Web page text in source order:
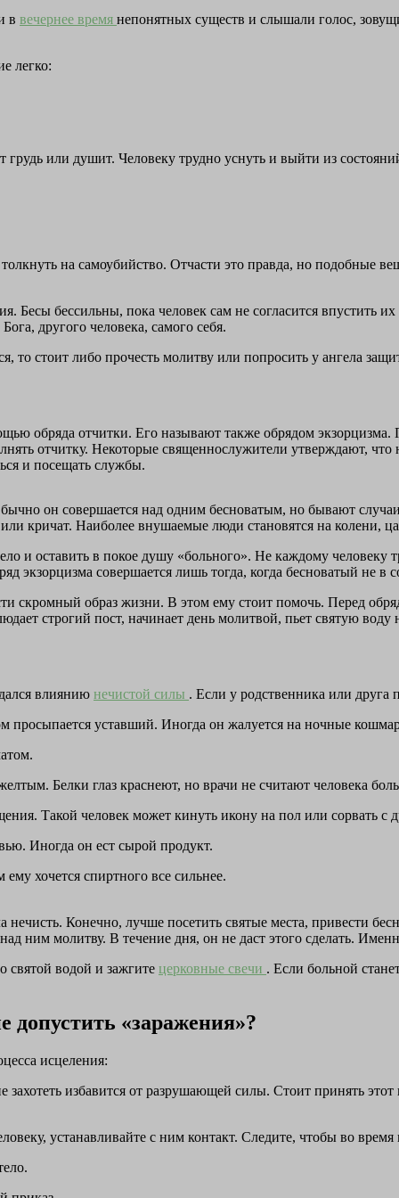
в вечернее время непонятных существ и слышали голос,
легко:
или душит. Человеку трудно уснуть и выйти из
на самоубийство. Отчасти это правда, но подобные
Бесы бессильны, пока человек сам не согласится впустить
другого человека, самого себя.
то стоит либо прочесть молитву или попросить у ангела
обряда отчитки. Его называют также обрядом
отчитку. Некоторые священнослужители утверждают,
и посещать службы.
он совершается над одним бесноватым, но бывают
кричат. Наиболее внушаемые люди становятся на колени,
и оставить в покое душу «больного». Не каждому человеку
экзорцизма совершается лишь тогда, когда бесноватый не в
скромный образ жизни. В этом ему стоит помочь. Перед
строгий пост, начинает день молитвой, пьет святую воду
влиянию нечистой силы . Если у родственника или друга
просыпается уставший. Иногда он жалуется на ночные
Белки глаз краснеют, но врачи не считают человека
Такой человек может кинуть икону на пол или сорвать с
Иногда он ест сырой продукт.
хочется спиртного все сильнее.
нечисть. Конечно, лучше посетить святые места, привести
ним молитву. В течение дня, он не даст этого сделать.
святой водой и зажгите церковные свечи . Если больной
допустить «заражения»?
исцеления:
избавится от разрушающей силы. Стоит принять
устанавливайте с ним контакт. Следите, чтобы во